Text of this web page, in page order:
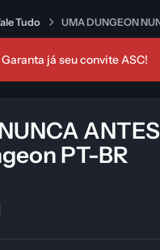
Tudo UMA DUNGEON
já seu convite ASC!
PT-BR